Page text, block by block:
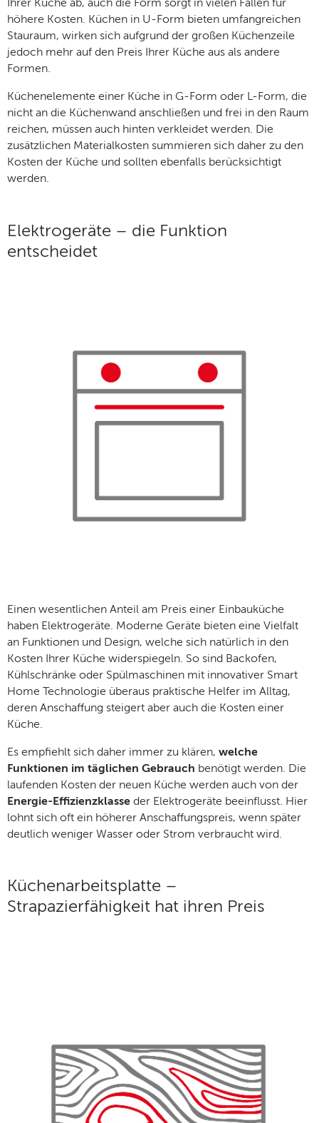
Ihrer Küche ab, auch die Form sorgt in vielen Fällen für
höhere Kosten. Küchen in U-Form bieten umfangreichen
Stauraum, wirken sich aufgrund der großen Küchenzeile
jedoch mehr auf den Preis Ihrer Küche aus als andere
Formen.
Küchenelemente einer Küche in G-Form oder L-Form, die
nicht an die Küchenwand anschließen und frei in den Raum
reichen, müssen auch hinten verkleidet werden. Die
zusätzlichen Materialkosten summieren sich daher zu den
Kosten der Küche und sollten ebenfalls berücksichtigt
werden.
Elektrogeräte – die Funktion
entscheidet
Einen wesentlichen Anteil am Preis einer Einbauküche
haben Elektrogeräte. Moderne Geräte bieten eine Vielfalt
an Funktionen und Design, welche sich natürlich in den
Kosten Ihrer Küche widerspiegeln. So sind Backofen,
Kühlschränke oder Spülmaschinen mit innovativer Smart
Home Technologie überaus praktische Helfer im Alltag,
deren Anschaffung steigert aber auch die Kosten einer
Küche.
Es empfiehlt sich daher immer zu klären, welche
Funktionen im täglichen Gebrauch benötigt werden. Die
laufenden Kosten der neuen Küche werden auch von der
Energie-Effizienzklasse der Elektrogeräte beeinflusst. Hier
lohnt sich oft ein höherer Anschaffungspreis, wenn später
deutlich weniger Wasser oder Strom verbraucht wird.
Küchenarbeitsplatte –
Strapazierfähigkeit hat ihren Preis